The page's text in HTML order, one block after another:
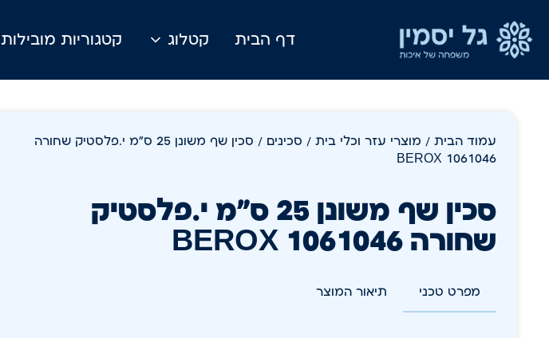
דף הבית קטלוג קטגוריות מובילות
עמוד הבית / מוצרי עזר וכלי בית / סכינים
/ סכין שף משונן 25 ס"מ י.פלסטיק שחורה
BEROX 1061046
סכין שף משונן 25 ס"מ י.פלסטיק
שחורה BEROX 1061046
מפרט טכני תיאור המוצר